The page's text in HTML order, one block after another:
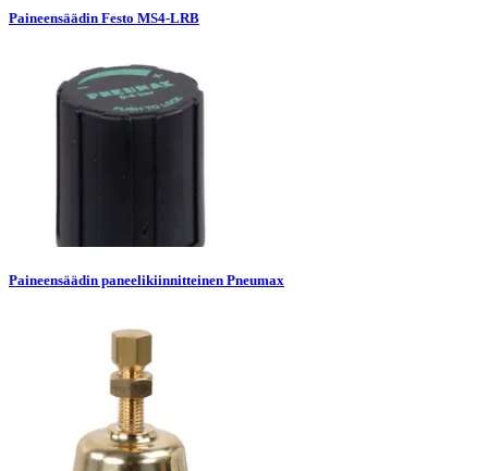
Paineensäädin Festo MS4-LRB
Paineensäädin paneelikiinnitteinen Pneumax